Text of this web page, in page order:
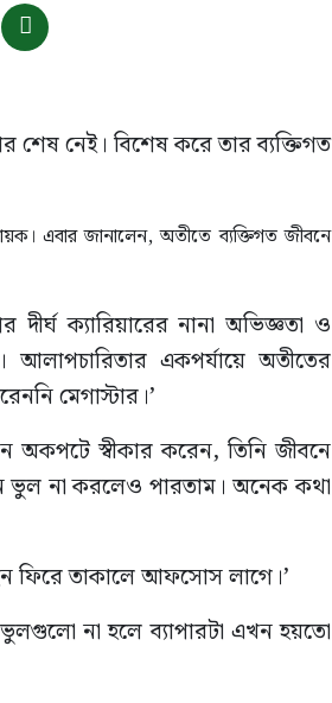
শেষ নেই। বিশেষ করে তার ব্যক্তিগত
এবার জানালেন, অতীতে ব্যক্তিগত জীবনে
ক্যারিয়ারের নানা অভিজ্ঞতা ও
আলাপচারিতার একপর্যায়ে অতীতের
মেগাস্টার।’
স্বীকার করেন, তিনি জীবনে
না করলেও পারতাম। অনেক কথা
ফিরে তাকালে আফসোস লাগে।’
না হলে ব্যাপারটা এখন হয়তো